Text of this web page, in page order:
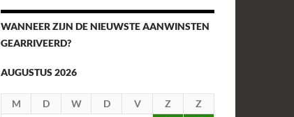
WANNEER ZIJN DE NIEUWSTE AANWINSTEN
GEARRIVEERD?
AUGUSTUS 2026
M D W D V Z
Z